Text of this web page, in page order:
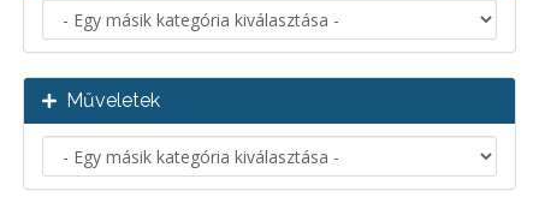
Műveletek